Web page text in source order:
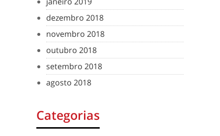
dezembro 2018
novembro 2018
outubro 2018
setembro 2018
agosto 2018
Categorias